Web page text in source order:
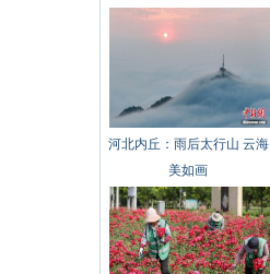
河北内丘：雨后太行山 云海
美如画